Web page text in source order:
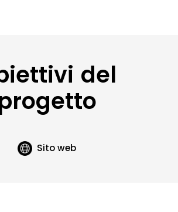
del
Sito web